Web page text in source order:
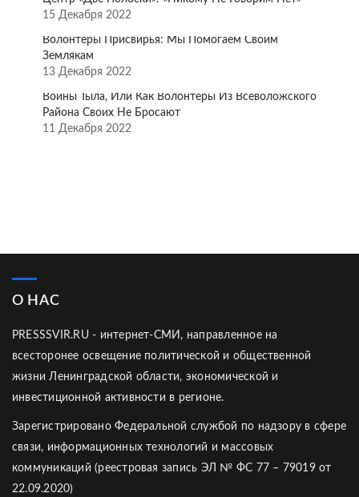
15 Декабря 2022
Волонтёры Присвирья: Мы Помогаем Своим
Землякам
13 Декабря 2022
Воины Тыла, Или Как Волонтёры Из Всеволожского
Района Своих Не Бросают
11 Декабря 2022
О НАС
PRESSSVIR.RU - интернет-СМИ, направленное на
всесторонее освещение политической и общественной
жизни Ленинградской области, экономической и
инвестиционной активности в регионе.
Зарегистрировано Федеральной службой по надзору в сфере
связи, информационных технологий и массовых
коммуникаций (реестровая запись ЭЛ № ФС 77 – 79019 от
22.09.2020)